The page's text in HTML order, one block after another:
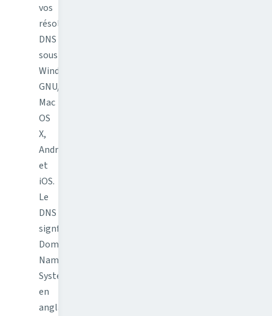
vos
résolveurs
DNS
sous
Windows,
GNU/Linux,
Mac
OS
X,
Android
et
iOS.
Le
DNS
signfie
Domain
Name
System
en
anglais,